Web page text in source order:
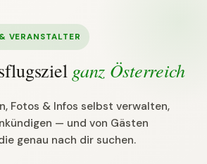
VERANSTALTER
ganz Österreich
Fotos & Infos selbst verwalten,
— und von Gästen
genau nach dir suchen.